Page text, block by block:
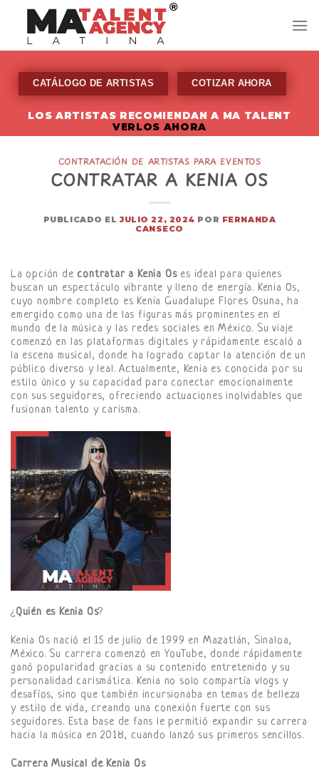
content
CATÁLOGO DE ARTISTAS COTIZAR AHORA
LOS ARTISTAS RECOMIENDAN A MA TALENT
VERLOS AHORA
CONTRATACIÓN DE ARTISTAS PARA EVENTOS
CONTRATAR A KENIA OS
PUBLICADO ELJULIO 22, 2024 POR FERNANDA
CANSECO
La opción de contratar a Kenia Oses ideal para quienes
buscan un espectáculo vibrante y lleno de energía. Kenia Os,
cuyo nombre completo es Kenia Guadalupe Flores Osuna, ha
emergido como una de las figuras más prominentes en el
mundo de la música y las redes sociales en México. Su viaje
comenzó en las plataformas digitales y rápidamente escaló a
la escena musical, donde ha logrado captar la atención de un
público diverso y leal. Actualmente, Kenia es conocida por su
estilo único y su capacidad para conectar emocionalmente
con sus seguidores, ofreciendo actuaciones inolvidables que
fusionan talento y carisma.
¿Quién es Kenia Os?
Kenia Os nació el 15 de julio de 1999 en Mazatlán, Sinaloa,
México. Su carrera comenzó en YouTube, donde rápidamente
ganó popularidad gracias a su contenido entretenido y su
personalidad carismática. Kenia no solo compartía vlogs y
desafíos, sino que también incursionaba en temas de belleza
y estilo de vida, creando una conexión fuerte con sus
seguidores. Esta base de fans le permitió expandir su carrera
hacia la música en 2018, cuando lanzó sus primeros sencillos.
Carrera Musical de Kenia Os